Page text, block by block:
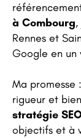
à Combourg
Rennes et
Google en un
Ma promesse
rigueur et
stratégie
objectifs et à